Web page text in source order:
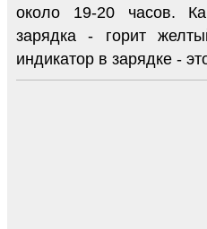
около 19-20 часов.
зарядка - горит
индикатор в зарядке -